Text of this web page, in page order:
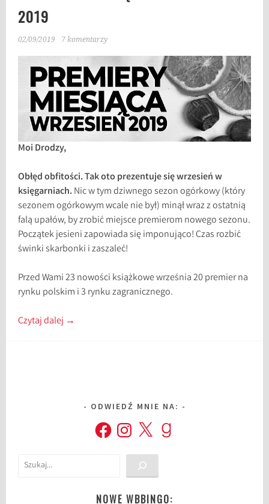
2019
02/09/2019 7 komentarzy
Moi Drodzy,
Obłęd obfitości. Tak oto prezentuje się wrzesień w
księgarniach.Nic w tym dziwnego sezon ogórkowy (który
sezonem ogórkowym wcale nie był) minął wraz z ostatnią
falą upałów, by zrobić miejsce premierom nowego sezonu.
Początek jesieni zapowiada się imponująco! Czas rozbić
świnki skarbonki i zaszaleć!
Przed Wami 23 nowości książkowe września 20 premier na
rynku polskim i 3 rynku zagranicznego.
Czytaj dalej →
ODWIEDŹ MNIE NA:
FacebookInstagram
X Goodreads
Szukaj
NOWE WBBINGO: